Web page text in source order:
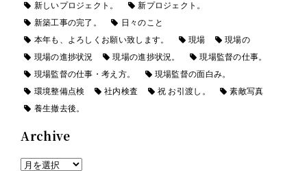
新しいプロジェクト。
新プロジェクト。
新築工事の完了。
日々のこと
本年も、よろしくお願い致します。
現場
現場の
現場の進捗状況
現場の進捗状況。
現場監督の仕事。
現場監督の仕事・考え方。
現場監督の面白み。
環境整備点検
社内検査 祝 お引渡し。
素敵写真
養生撤去後。
Archive